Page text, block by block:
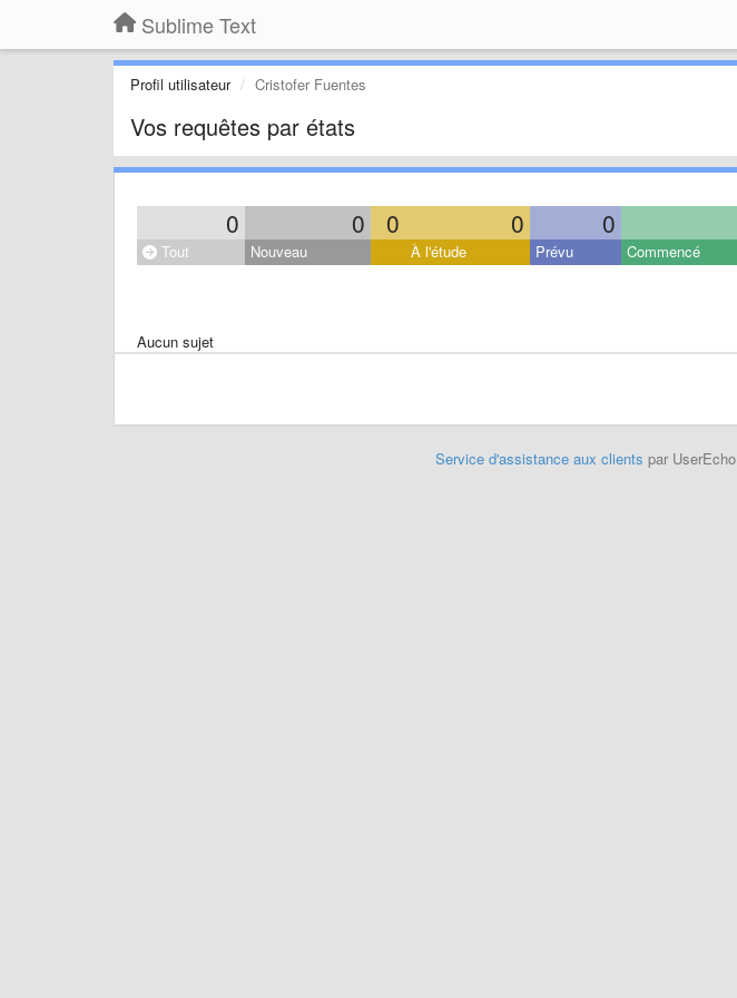
Sublime Text
Profil utilisateur Cristofer Fuentes
Vos requêtes par états
0 0 0 0 0
Tout Nouveau À l'étude Prévu Commencé
Aucun sujet
Service d'assistance aux clients par UserEcho